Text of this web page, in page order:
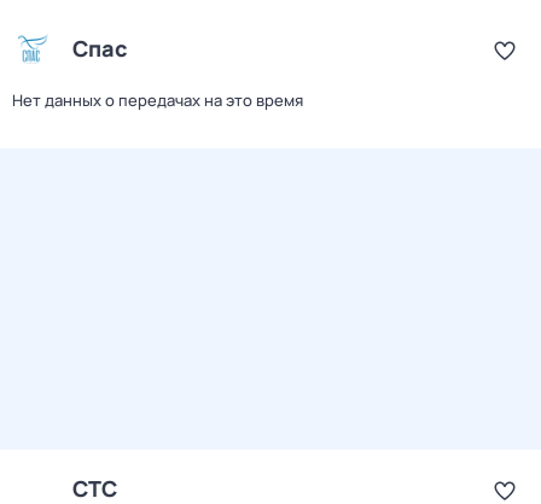
Спас
Нет данных о передачах на это время
СТС